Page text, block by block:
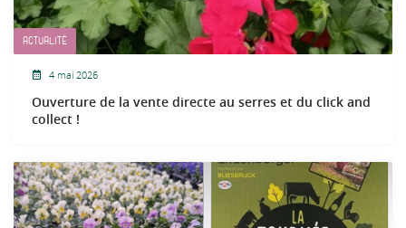
ACTUALITÉ
4 mai 2026
Ouverture de la vente directe au serres et du click and
collect !